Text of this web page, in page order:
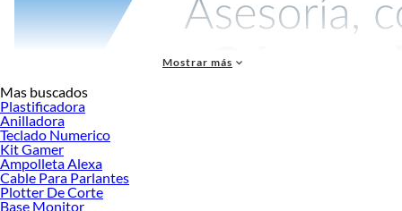
Lossofásson el corazón de cualquier sala de estar, ofreciendo un lugar cómodo
para relajarse y disfrutar del tiempo en familia o con amigos. En nuestra tienda,
encontrarás una amplia selección de sofás disponibles en diferentes materiales
de tapiz y estilos que se adaptan a tus necesidades y preferencias. Ya sea que
busques un diseño moderno o algo más clásico, tenemos el sofá perfecto para ti.
Mostrar más
Mas buscados
Plastificadora
Anilladora
Teclado Numerico
Kit Gamer
Ampolleta Alexa
Cable Para Parlantes
Plotter De Corte
Base Monitor